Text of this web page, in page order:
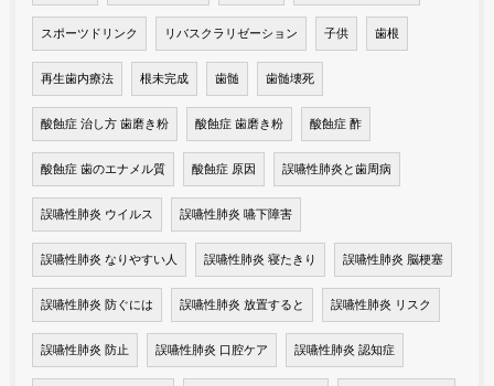
スポーツドリンク リバスクラリゼーション 子供 歯根
再生歯内療法 根未完成 歯髄 歯髄壊死
酸蝕症 治し方 歯磨き粉 酸蝕症 歯磨き粉 酸蝕症 酢
酸蝕症 歯のエナメル質 酸蝕症 原因 誤嚥性肺炎と歯周病
誤嚥性肺炎 ウイルス 誤嚥性肺炎 嚥下障害
誤嚥性肺炎 なりやすい人 誤嚥性肺炎 寝たきり 誤嚥性肺炎 脳梗塞
誤嚥性肺炎 防ぐには 誤嚥性肺炎 放置すると 誤嚥性肺炎 リスク
誤嚥性肺炎 防止 誤嚥性肺炎 口腔ケア 誤嚥性肺炎 認知症